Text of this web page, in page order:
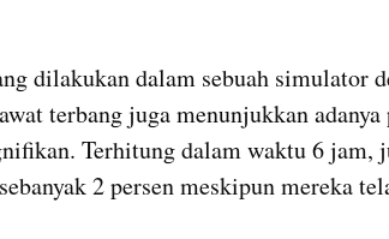
dilakukan dalam sebuah simulator
terbang juga menunjukkan adanya
Terhitung dalam waktu 6 jam,
2 persen meskipun mereka